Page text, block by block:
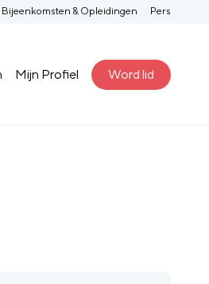
Mijn Profiel Word lid
Bijeenkomsten & Opleidingen Pers